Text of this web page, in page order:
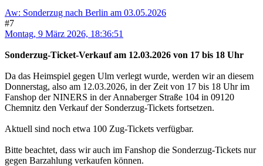
Aw: Sonderzug nach Berlin am 03.05.2026
#7
Montag, 9 März 2026, 18:36:51
Sonderzug-Ticket-Verkauf am 12.03.2026 von 17 bis 18 Uhr
Da das Heimspiel gegen Ulm verlegt wurde, werden wir an diesem
Donnerstag, also am 12.03.2026, in der Zeit von 17 bis 18 Uhr im
Fanshop der NINERS in der Annaberger Straße 104 in 09120
Chemnitz den Verkauf der Sonderzug-Tickets fortsetzen.
Aktuell sind noch etwa 100 Zug-Tickets verfügbar.
Bitte beachtet, dass wir auch im Fanshop die Sonderzug-Tickets nur
gegen Barzahlung verkaufen können.